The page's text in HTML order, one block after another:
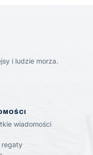
i ludzie morza.
wiadomości
regaty